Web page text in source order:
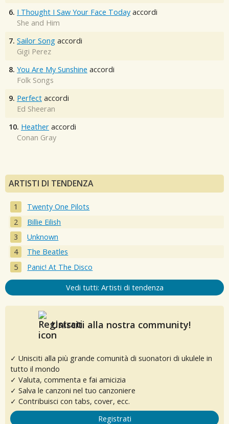
6. I Thought I Saw Your Face Today accordi
She and Him
7. Sailor Song accordi
Gigi Perez
8. You Are My Sunshine accordi
Folk Songs
9. Perfect accordi
Ed Sheeran
10. Heather accordi
Conan Gray
ARTISTI DI TENDENZA
Twenty One Pilots
Billie Eilish
Unknown
The Beatles
Panic! At The Disco
Vedi tutti: Artisti di tendenza
Unisciti alla nostra community!
✓ Unisciti alla più grande comunità di suonatori di ukulele in
tutto il mondo
✓ Valuta, commenta e fai amicizia
✓ Salva le canzoni nel tuo canzoniere
✓ Contribuisci con tabs, cover, ecc.
Registrati